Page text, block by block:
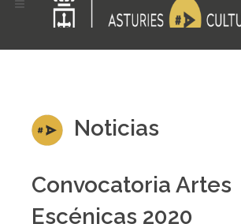
Noticias
Convocatoria Artes
Escénicas 2020